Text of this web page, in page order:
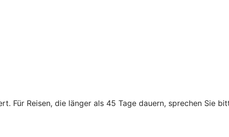
Für Reisen, die länger als 45 Tage dauern, sprechen Sie